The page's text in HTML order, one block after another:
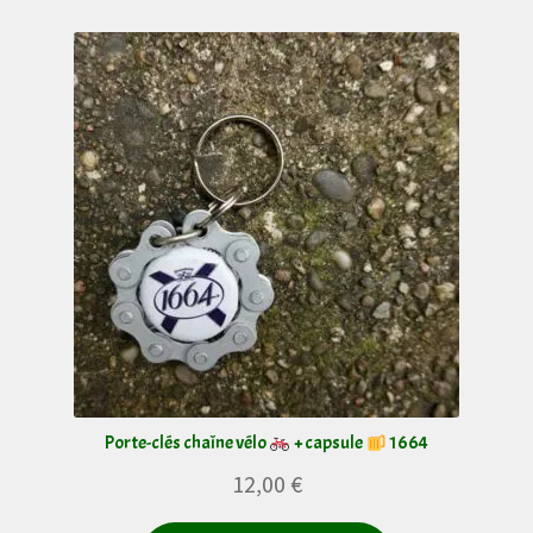
Porte-clés chaîne vélo + capsule 1664
12,00 €